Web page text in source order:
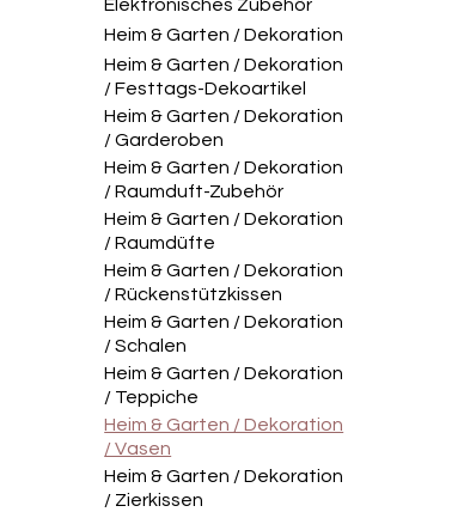
Elektronisches Zubehör
Heim & Garten / Dekoration
Heim & Garten / Dekoration
/ Festtags-Dekoartikel
Heim & Garten / Dekoration
/ Garderoben
Heim & Garten / Dekoration
/ Raumduft-Zubehör
Heim & Garten / Dekoration
/ Raumdüfte
Heim & Garten / Dekoration
/ Rückenstützkissen
Heim & Garten / Dekoration
/ Schalen
Heim & Garten / Dekoration
/ Teppiche
Heim & Garten / Dekoration
/ Vasen
Heim & Garten / Dekoration
/ Zierkissen